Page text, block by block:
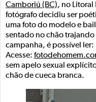
Camboriú (BC), no Litoral
fotógrafo decidiu ser
uma foto do modelo e
sentado no chão
campanha, é possível
Acesse:
sem apelo sexual
chão de cueca branca.